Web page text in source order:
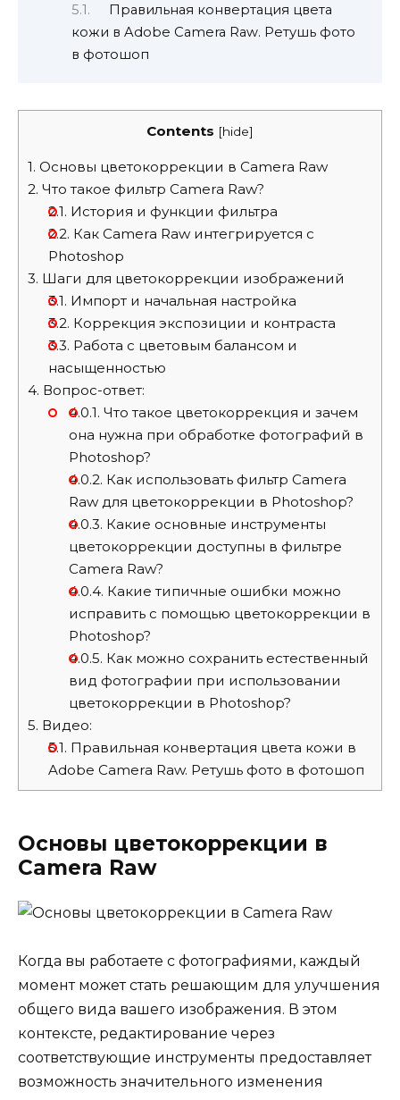
Правильная конвертация цвета
кожи в Adobe Camera Raw. Ретушь фото
в фотошоп
Contents [hide]
1. Основы цветокоррекции в Camera Raw
2. Что такое фильтр Camera Raw?
2.1. История и функции фильтра
2.2. Как Camera Raw интегрируется с
Photoshop
3. Шаги для цветокоррекции изображений
3.1. Импорт и начальная настройка
3.2. Коррекция экспозиции и контраста
3.3. Работа с цветовым балансом и
насыщенностью
4. Вопрос-ответ:
4.0.1. Что такое цветокоррекция и зачем
она нужна при обработке фотографий в
Photoshop?
4.0.2. Как использовать фильтр Camera
Raw для цветокоррекции в Photoshop?
4.0.3. Какие основные инструменты
цветокоррекции доступны в фильтре
Camera Raw?
4.0.4. Какие типичные ошибки можно
исправить с помощью цветокоррекции в
Photoshop?
4.0.5. Как можно сохранить естественный
вид фотографии при использовании
цветокоррекции в Photoshop?
5. Видео:
5.1. Правильная конвертация цвета кожи в
Adobe Camera Raw. Ретушь фото в фотошоп
Основы цветокоррекции в
Camera Raw
Когда вы работаете с фотографиями, каждый
момент может стать решающим для улучшения
общего вида вашего изображения. В этом
контексте, редактирование через
соответствующие инструменты предоставляет
возможность значительного изменения